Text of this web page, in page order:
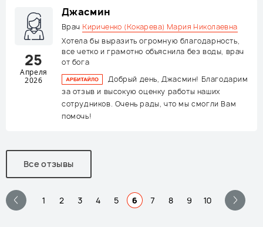
25
Апреля
2026
Джасмин
Врач Кириченко (Кокарева) Мария Николаевна
Хотела бы выразить огромную благодарность,
все четко и грамотно объяснила без воды, врач
от бога
Добрый день, Джасмин! Благодарим
за отзыв и высокую оценку работы наших
сотрудников. Очень рады, что мы смогли Вам
помочь!
Все отзывы
1 2 3 4 5 6 7 8 9 10